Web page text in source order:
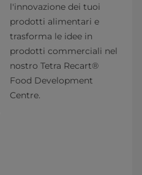
l'innovazione dei tuoi
prodotti alimentari e
trasforma le idee in
prodotti commerciali nel
nostro Tetra Recart®
Food Development
Centre.